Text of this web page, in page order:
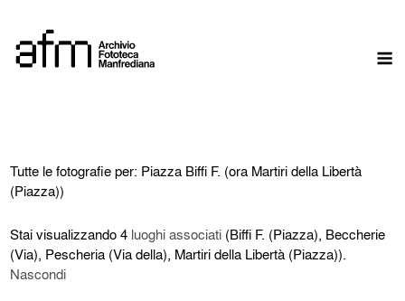
content
Tutte le fotografie per: Piazza Biffi F. (ora Martiri della Libertà
(Piazza))
Stai visualizzando 4 luoghi associati (Biffi F. (Piazza), Beccherie
(Via), Pescheria (Via della), Martiri della Libertà (Piazza)).
Nascondi